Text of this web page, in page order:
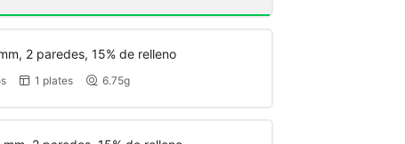
2 paredes, 15% de relleno
 1 plates  6.75g